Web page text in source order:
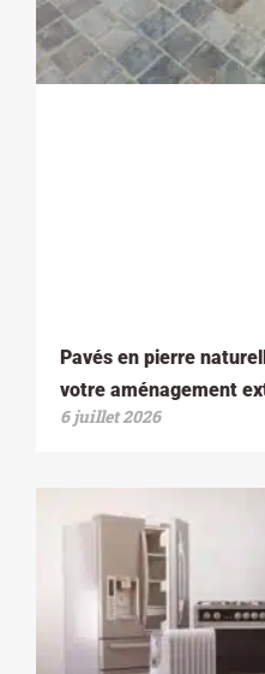
Pavés en pierre
votre aménagement
6 juillet 2026